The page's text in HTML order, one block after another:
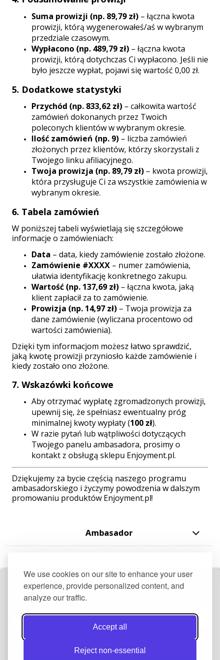
We use cookies on our site to enhance your user
experience, provide personalized content, and
analyze our traffic.
Accept all
Reject non-essential
Suma prowizji (np. 89,79 zł) – łączna kwota
prowizji, którą wygenerowałeś/aś w wybranym
przedziale czasowym.
Wypłacono (np. 489,79 zł) – łączna kwota
prowizji, którą dotychczas Ci wypłacono. Jeśli nie
było jeszcze wypłat, pojawi się wartość 0,00 zł.
5. Dodatkowe statystyki
Przychód (np. 833,62 zł) – całkowita wartość
zamówień dokonanych przez Twoich
poleconych klientów w wybranym okresie.
Ilość zamówień (np. 9) – liczba zamówień
złożonych przez klientów, którzy skorzystali z
Twojego linku afiliacyjnego.
Twoja prowizja (np. 89,79 zł) – kwota prowizji,
która przysługuje Ci za wszystkie zamówienia w
wybranym okresie.
6. Tabela zamówień
W poniższej tabeli wyświetlają się szczegółowe
informacje o zamówieniach:
Data – data, kiedy zamówienie zostało złożone.
Zamówienie #XXXX – numer zamówienia,
ułatwia identyfikację konkretnego zakupu.
Wartość (np. 137,69 zł) – łączna kwota, jaką
klient zapłacił za to zamówienie.
Prowizja (np. 14,97 zł) – Twoja prowizja za
dane zamówienie (wyliczana procentowo od
wartości zamówienia).
Dzięki tym informacjom możesz łatwo sprawdzić,
jaką kwotę prowizji przyniosło każde zamówienie i
kiedy zostało ono złożone.
7. Wskazówki końcowe
Aby otrzymać wypłatę zgromadzonych prowizji,
upewnij się, że spełniasz ewentualny próg
minimalnej kwoty wypłaty (100 zł).
W razie pytań lub wątpliwości dotyczących
Twojego panelu ambasadora, prosimy o
kontakt z obsługą sklepu Enjoyment.pl.
Dziękujemy za bycie częścią naszego programu
ambasadorskiego i życzymy powodzenia w dalszym
promowaniu produktów Enjoyment.pl!
Ambasador
Pomoc
Informacje
AKCJE
Otrzymaj darmowy przepis + 10 zł rabatu
Chcę zapisać się do newslettera